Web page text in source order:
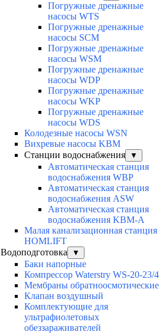
Погружные дренажные
насосы WTS
Погружные дренажные
насосы SCM
Погружные дренажные
насосы WSM
Погружные дренажные
насосы WDP
Погружные дренажные
насосы WKP
Погружные дренажные
насосы WDS
Колодезные насосы WSN
Вихревые насосы KBM
Станции водоснабжения
▼
Автоматическая станция
водоснабжения WBP
Автоматическая станция
водоснабжения ASW
Автоматическая станция
водоснабжения KBM-A
Малая канализационная станция
HOMLIFT
Водоподготовка
▼
Баки напорные
Компрессор Waterstry WS-20-23/4
Мембраны обратноосмотические
Клапан воздушный
Комплектующие для
ультрафиолетовых
обеззараживателей